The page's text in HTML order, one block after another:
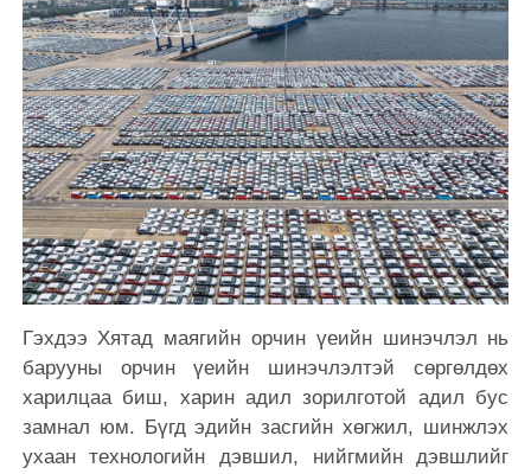
Гэхдээ Хятад маягийн орчин үеийн шинэчлэл нь
барууны орчин үеийн шинэчлэлтэй сөргөлдөх
харилцаа биш, харин адил зорилготой адил бус
замнал юм. Бүгд эдийн засгийн хөгжил, шинжлэх
ухаан технологийн дэвшил, нийгмийн дэвшлийг